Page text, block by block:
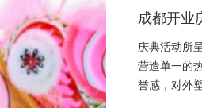
成都开业
典策划、
都开工仪
策划、成
庆典活动所
营造单一的
誉感，对外